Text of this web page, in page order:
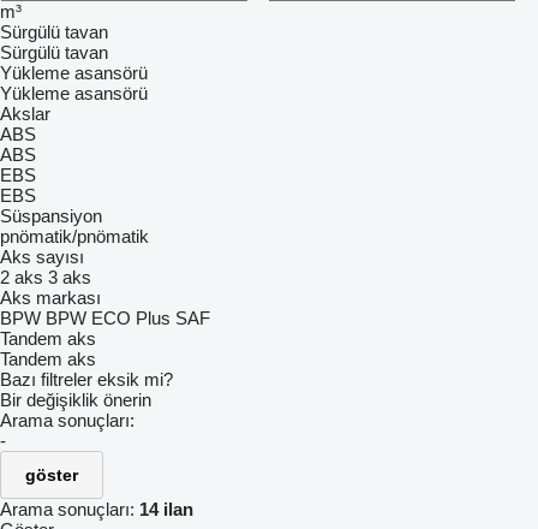
m³
Sürgülü tavan
Sürgülü tavan
Yükleme asansörü
Yükleme asansörü
Akslar
ABS
ABS
EBS
EBS
Süspansiyon
pnömatik/pnömatik
Aks sayısı
2 aks 3 aks
Aks markası
BPW BPW ECO Plus SAF
Tandem aks
Tandem aks
Bazı filtreler eksik mi?
Bir değişiklik önerin
Arama sonuçları:
-
göster
Arama sonuçları: 14 ilan